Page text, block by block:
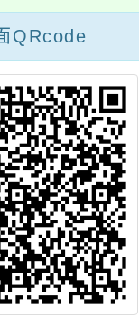
QRcode
銓敘部函以，各
如遇所屬公務人
終（另予）考績